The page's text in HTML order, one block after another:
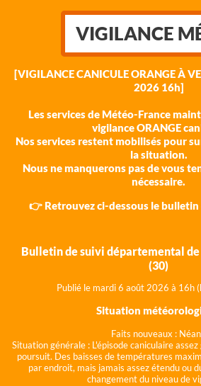
VIGILANCE
[VIGILANCE CANICULE ORANGE À
2026 16h]
Les services de Météo-France
vigilance ORANGE
Nos services restent mobilisés pour
la situation.
Nous ne manquerons pas de vous
nécessaire.
👉 Retrouvez ci-dessous le bulletin
Bulletin de suivi départemental de
(30)
Publié le mardi 6 août 2026 à 16h
Situation
Faits nouveaux :
Situation générale : L'épisode caniculaire
poursuit. Des baisses de températures
par endroit, mais jamais assez étendu ou
changement du niveau de